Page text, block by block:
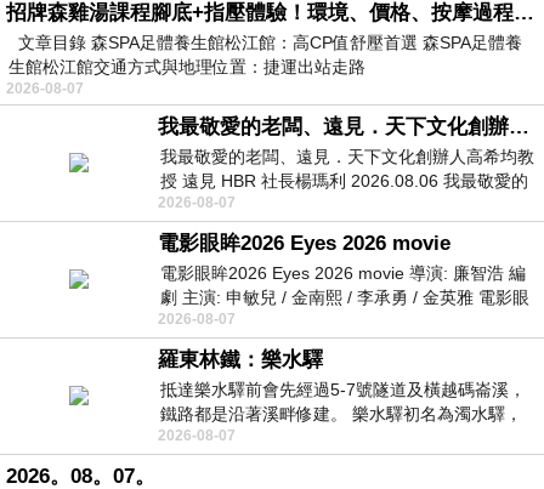
招牌森雞湯課程腳底+指壓體驗！環境、價格、按摩過程全紀錄，森SPA足體養生館松江館最新價格表
文章目錄 森SPA足體養生館松江館：高CP值舒壓首選 森SPA足體養
生館松江館交通方式與地理位置：捷運出站走路
2026-08-07
我最敬愛的老闆、遠見．天下文化創辦人高希均教授
我最敬愛的老闆、遠見．天下文化創辦人高希均教
授 遠見 HBR 社長楊瑪利 2026.08.06 我最敬愛的
老闆、遠見．天下文化創辦人高希均教
2026-08-07
電影眼眸2026 Eyes 2026 movie
電影眼眸2026 Eyes 2026 movie 導演: 廉智浩 編
劇 主演: 申敏兒 / 金南熙 / 李承勇 / 金英雅 電影眼
眸2026描述攝影師徐珍因遺
2026-08-07
羅東林鐵：樂水驛
抵達樂水驛前會先經過5-7號隧道及橫越碼崙溪，
鐵路都是沿著溪畔修建。 樂水驛初名為濁水驛，
但因與臺鐵集集線車站同名，於1953
2026-08-07
2026。08。07。